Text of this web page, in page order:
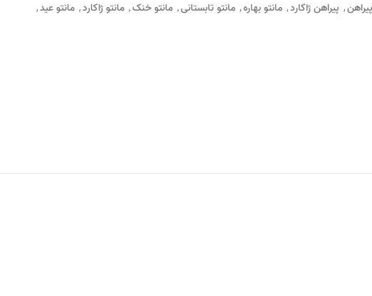
پیراهن, پیراهن ژاکارد, مانتو بهاره, مانتو تابستانی, مانتو خنک, مانتو ژاکارد, مانتو عید,